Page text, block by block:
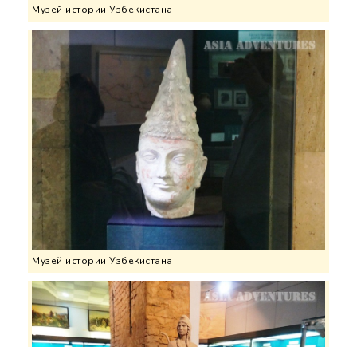
Музей истории Узбекистана
Музей истории Узбекистана